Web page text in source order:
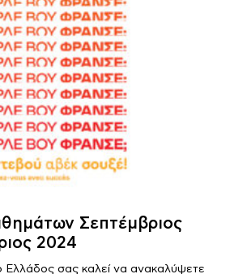
Σεπτέμβριος
2024
Ελλάδος σας καλεί να ανακαλύψετε